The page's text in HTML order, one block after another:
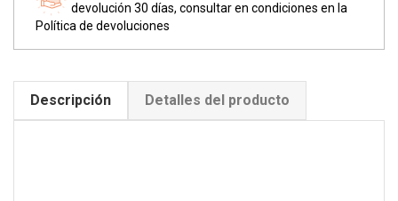
devolución 30 días, consultar en condiciones en la
Política de devoluciones
Descripción Detalles del producto